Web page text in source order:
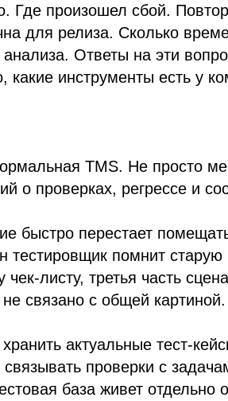
Где произошел сбой.
для релиза. Сколько
Ответы на эти
какие инструменты есть у
TMS. Не просто
о проверках, регрессе и
быстро перестает
помнит старую
листу, третья часть
связано с общей картиной.
актуальные тест-
проверки с
база живет отдельно